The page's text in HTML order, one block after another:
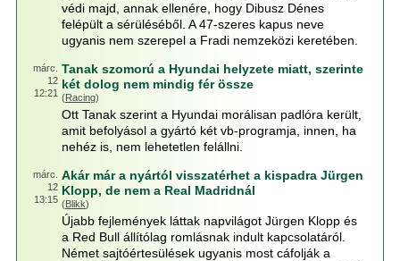
védi majd, annak ellenére, hogy Dibusz Dénes
felépült a sérüléséből. A 47-szeres kapus neve
ugyanis nem szerepel a Fradi nemzeközi keretében.
márc.
12
12:21
Tanak szomorú a Hyundai helyzete miatt, szerinte
két dolog nem mindig fér össze
(Racing)
Ott Tanak szerint a Hyundai morálisan padlóra került,
amit befolyásol a gyártó két vb-programja, innen, ha
nehéz is, nem lehetetlen felállni.
márc.
12
13:15
Akár már a nyártól visszatérhet a kispadra Jürgen
Klopp, de nem a Real Madridnál
(Blikk)
Újabb fejlemények láttak napvilágot Jürgen Klopp és
a Red Bull állítólag romlásnak indult kapcsolatáról.
Német sajtóértesülések ugyanis most cáfolják a